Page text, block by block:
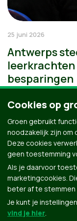
25 juni 2026
Antwerps
leerkrachten
besparingen
Cookies op
Groen gebruikt
noodzakelijk zijn
Deze cookies
geen toestemming
Als je daarvoor
marketingcookies.
beter af te stemmen
Je kunt je
vind je hier.